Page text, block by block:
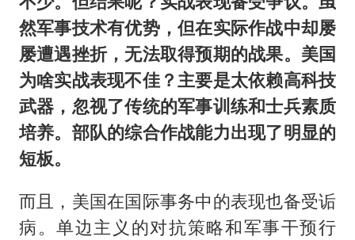
然军事技术有优势，但在实际作战中却屡
屡遭遇挫折，无法取得预期的战果。美国
为啥实战表现不佳？主要是太依赖高科技
武器，忽视了传统的军事训练和士兵素质
培养。部队的综合作战能力出现了明显的
短板。
而且，美国在国际事务中的表现也备受诟
病。单边主义的对抗策略和军事干预行